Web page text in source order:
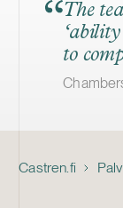
The
to
Castren.fi